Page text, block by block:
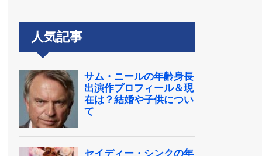
人気記事